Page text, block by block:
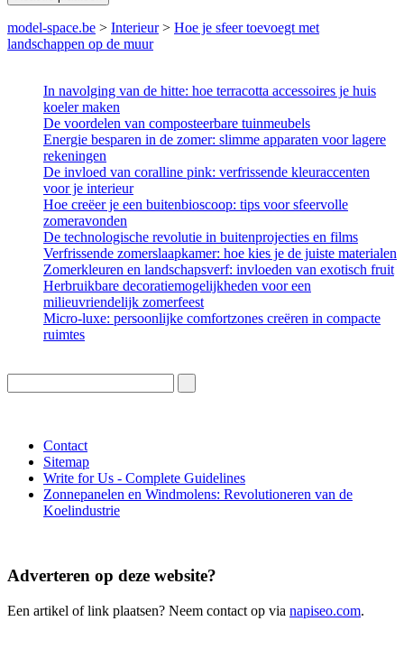
model-space.be > Interieur> Hoe je sfeer toevoegt met
landschappen op de muur
In navolging van de hitte: hoe terracotta accessoires je huis
koeler maken
De voordelen van composteerbare tuinmeubels
Energie besparen in de zomer: slimme apparaten voor lagere
rekeningen
De invloed van coralline pink: verfrissende kleuraccenten
voor je interieur
Hoe creëer je een buitenbioscoop: tips voor sfeervolle
zomeravonden
De technologische revolutie in buitenprojecties en films
Verfrissende zomerslaapkamer: hoe kies je de juiste materialen
Zomerkleuren en landschapsverf: invloeden van exotisch fruit
Herbruikbare decoratiemogelijkheden voor een
milieuvriendelijk zomerfeest
Micro-luxe: persoonlijke comfortzones creëren in compacte
ruimtes
Contact
Sitemap
Write for Us - Complete Guidelines
Zonnepanelen en Windmolens: Revolutioneren van de
Koelindustrie
Adverteren op deze website?
Een artikel of link plaatsen? Neem contact op via napiseo.com.